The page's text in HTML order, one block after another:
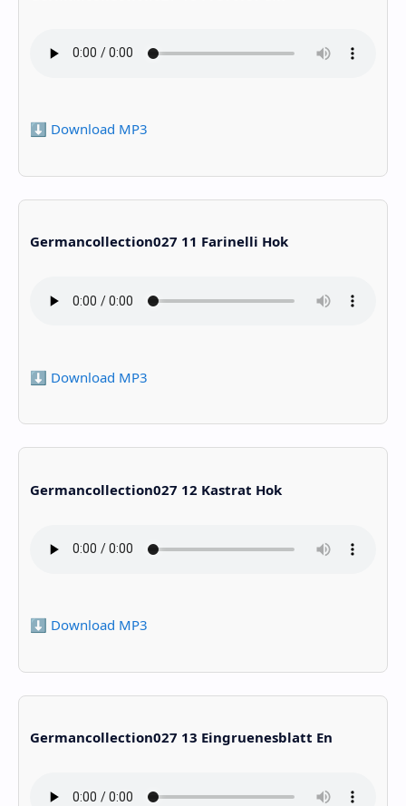
⬇️ Download MP3
Germancollection027 11 Farinelli Hok
⬇️ Download MP3
Germancollection027 12 Kastrat Hok
⬇️ Download MP3
Germancollection027 13 Eingruenesblatt En